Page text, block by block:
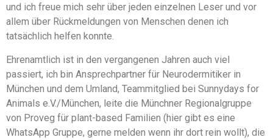
und ich freue mich sehr über jeden einzelnen Leser und vor
allem über Rückmeldungen von Menschen denen ich
tatsächlich helfen konnte.
Ehrenamtlich ist in den vergangenen Jahren auch viel
passiert, ich bin Ansprechpartner für Neurodermitiker in
München und dem Umland, Teammitglied bei Sunnydays for
Animals e.V./München, leite die Münchner Regionalgruppe
von Proveg für plant-based Familien (hier gibt es eine
WhatsApp Gruppe, gerne melden wenn ihr dort rein wollt), die